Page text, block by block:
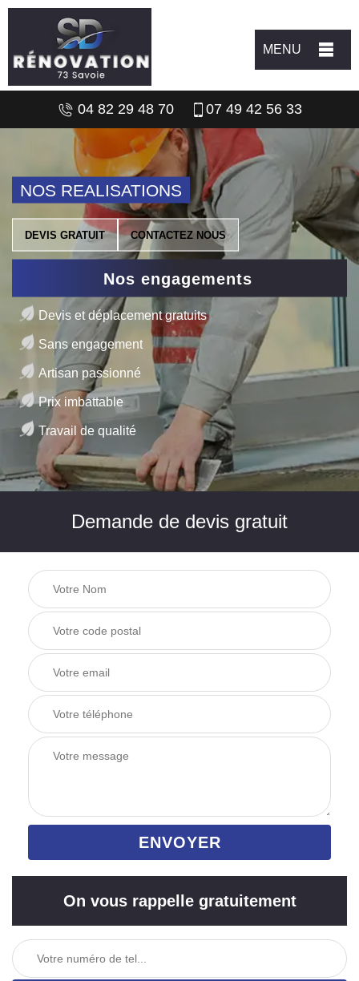
MENU
04 82 29 48 70 07 49 42 56 33
NOS REALISATIONS
DEVIS GRATUIT CONTACTEZ NOUS
Nos engagements
Devis et déplacement gratuits
Sans engagement
Artisan passionné
Prix imbattable
Travail de qualité
Demande de devis gratuit
On vous rappelle gratuitement